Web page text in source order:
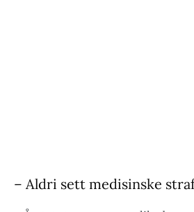
– Aldri sett medisinske